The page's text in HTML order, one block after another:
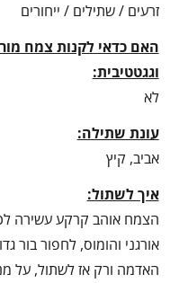
זרעים / שתילים / ייחורים
האם כדאי לקנות צמח
וגגטטיבית:
לא
עונת שתילה:
אביב, קיץ
איך לשתול:
הצמח אוהב קרקע עשירה
אורגני והומוס, לחפור בור
האדמה ורק אז לשתול, על